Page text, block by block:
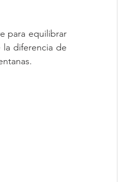
para equilibrar
diferencia de